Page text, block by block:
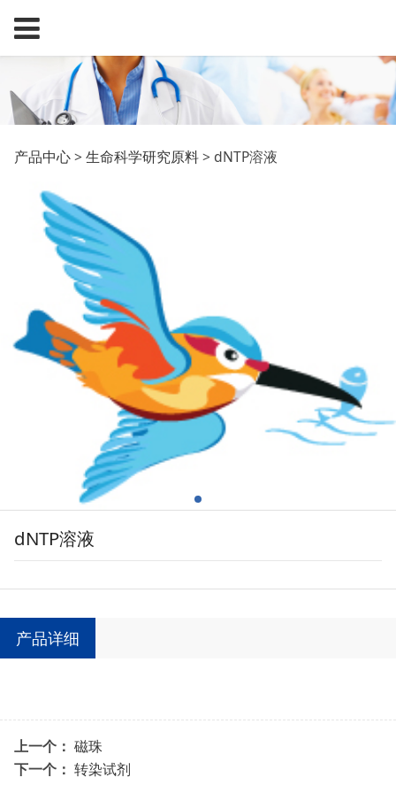
dNTP溶液
产品中心>生命科学研究原料>dNTP溶液
dNTP溶液
产品详细
上一个： 磁珠
下一个： 转染试剂